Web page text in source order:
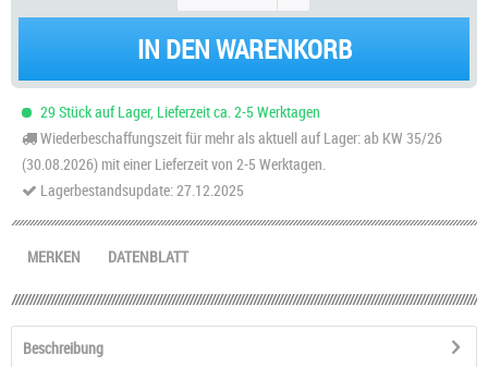
IN DEN WARENKORB
29 Stück auf Lager, Lieferzeit ca. 2-5 Werktagen
Wiederbeschaffungszeit für mehr als aktuell auf Lager: ab KW 35/26
(30.08.2026) mit einer Lieferzeit von 2-5 Werktagen.
Lagerbestandsupdate: 27.12.2025
DATENBLATT
MERKEN
Beschreibung